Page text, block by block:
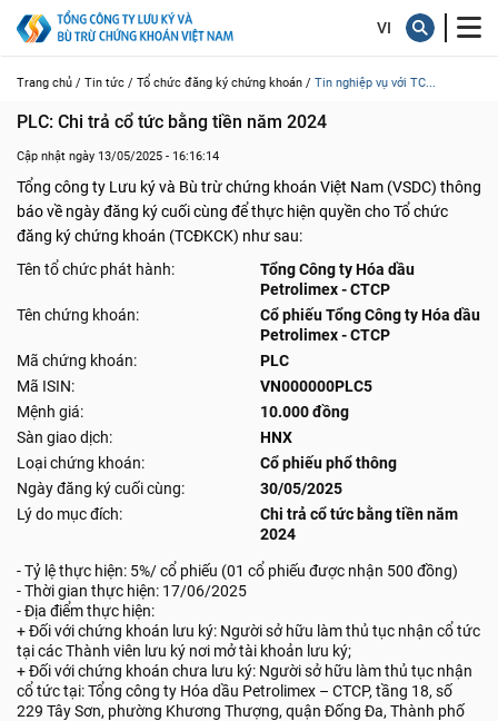
Trang chủ / Tin tức / Tổ chức đăng ký chứng khoán / Tin nghiệp vụ với TC...
PLC: Chi trả cổ tức bằng tiền năm 2024
Cập nhật ngày 13/05/2025 - 16:16:14
Tổng công ty Lưu ký và Bù trừ chứng khoán Việt Nam (VSDC) thông
báo về ngày đăng ký cuối cùng để thực hiện quyền cho Tổ chức
đăng ký chứng khoán (TCĐKCK) như sau:
Tên tổ chức phát hành:
Tổng Công ty Hóa dầu
Petrolimex - CTCP
Tên chứng khoán:
Cổ phiếu Tổng Công ty Hóa dầu
Petrolimex - CTCP
Mã chứng khoán:
PLC
Mã ISIN:
VN000000PLC5
Mệnh giá:
10.000 đồng
Sàn giao dịch:
HNX
Loại chứng khoán:
Cổ phiếu phổ thông
Ngày đăng ký cuối cùng:
30/05/2025
Lý do mục đích:
Chi trả cổ tức bằng tiền năm
2024
- Tỷ lệ thực hiện: 5%/ cổ phiếu (01 cổ phiếu được nhận 500 đồng)
- Thời gian thực hiện: 17/06/2025
- Địa điểm thực hiện:
+ Đối với chứng khoán lưu ký: Người sở hữu làm thủ tục nhận cổ tức
tại các Thành viên lưu ký nơi mở tài khoản lưu ký;
+ Đối với chứng khoán chưa lưu ký: Người sở hữu làm thủ tục nhận
cổ tức tại: Tổng công ty Hóa dầu Petrolimex – CTCP, tầng 18, số
229 Tây Sơn, phường Khương Thượng, quận Đống Đa, Thành phố